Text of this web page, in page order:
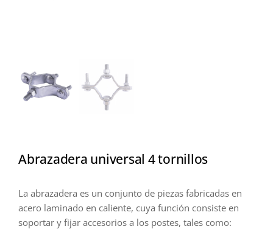
Abrazadera universal 4 tornillos
La abrazadera es un conjunto de piezas fabricadas en
acero laminado en caliente, cuya función consiste en
soportar y fijar accesorios a los postes, tales como: